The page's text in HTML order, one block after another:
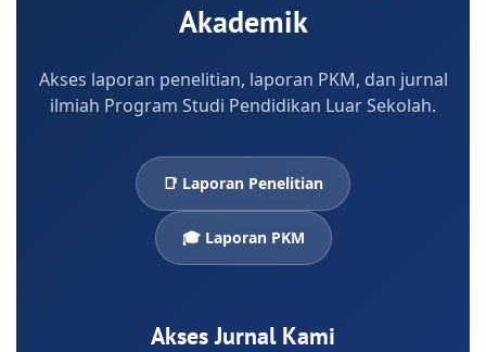
Akademik
Akses laporan penelitian, laporan PKM, dan jurnal
ilmiah Program Studi Pendidikan Luar Sekolah.
📑 Laporan Penelitian
🎓 Laporan PKM
Akses Jurnal Kami